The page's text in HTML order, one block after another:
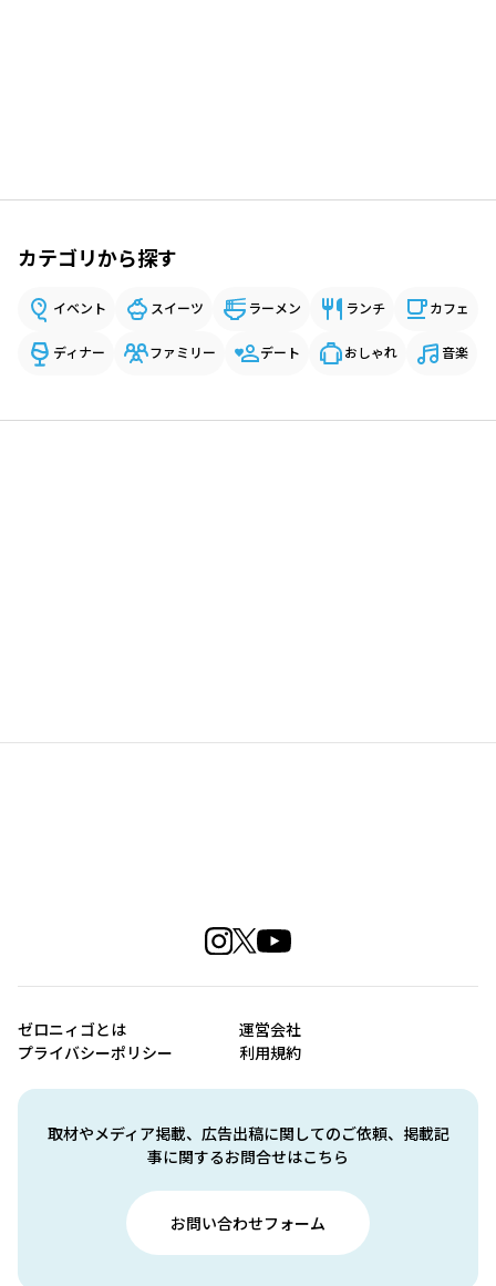
カテゴリから探す
イベント スイーツ ラーメン ランチ カフェ
ディナー ファミリー デート おしゃれ 音楽
取材やメディア掲載、広告出稿に関してのご依頼、掲載記
事に関するお問合せはこちら
お問い合わせフォーム
ゼロニィゴとは
運営会社
プライバシーポリシー
利用規約